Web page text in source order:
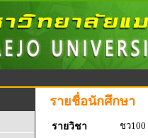
รายชื่อนักศึกษา
รายวิชา
ชว